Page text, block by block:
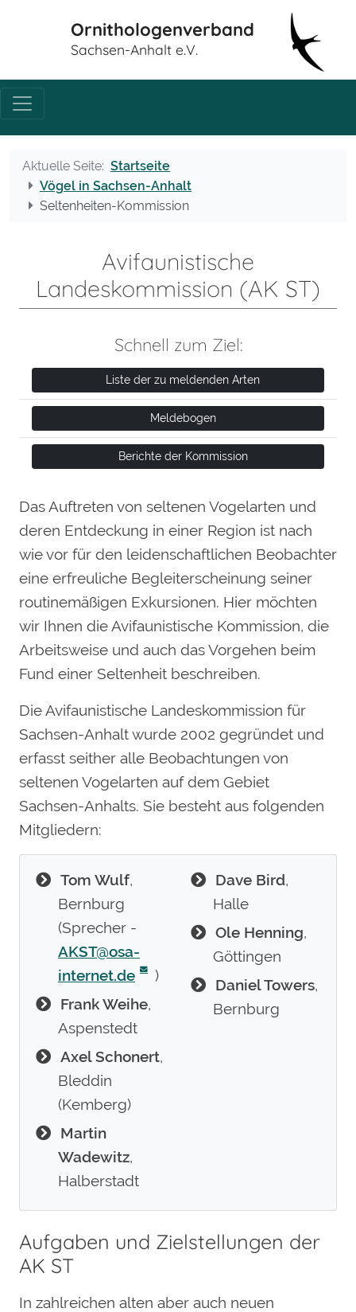
Ornithologenverband
Sachsen-Anhalt e.V.
Aktuelle Seite: Startseite
Vögel in Sachsen-Anhalt
Seltenheiten-Kommission
Avifaunistische
Landeskommission (AK ST)
Schnell zum Ziel:
Liste der zu meldenden Arten
Meldebogen
Berichte der Kommission
Das Auftreten von seltenen Vogelarten und
deren Entdeckung in einer Region ist nach
wie vor für den leidenschaftlichen Beobachter
eine erfreuliche Begleiterscheinung seiner
routinemäßigen Exkursionen. Hier möchten
wir Ihnen die Avifaunistische Kommission, die
Arbeitsweise und auch das Vorgehen beim
Fund einer Seltenheit beschreiben.
Die Avifaunistische Landeskommission für
Sachsen-Anhalt wurde 2002 gegründet und
erfasst seither alle Beobachtungen von
seltenen Vogelarten auf dem Gebiet
Sachsen-Anhalts. Sie besteht aus folgenden
Mitgliedern:
Tom Wulf,
Bernburg
(Sprecher -
AKST@osa-
internet.de
)
Frank Weihe,
Aspenstedt
Axel Schonert,
Bleddin
(Kemberg)
Martin
Wadewitz,
Halberstadt
Dave Bird,
Halle
Ole Henning,
Göttingen
Daniel Towers,
Bernburg
Aufgaben und Zielstellungen der
AK ST
In zahlreichen alten aber auch neuen